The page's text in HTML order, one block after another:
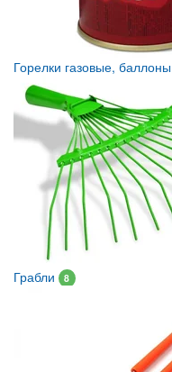
Горелки газовые, баллоны
Грабли 8